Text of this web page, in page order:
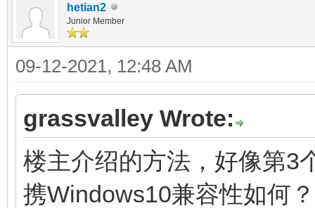
hetian2
Junior Member
09-12-2021, 12:48 AM
grassvalley Wrote:
楼主介绍的方法，好像第3
携Windows10兼容性如何？